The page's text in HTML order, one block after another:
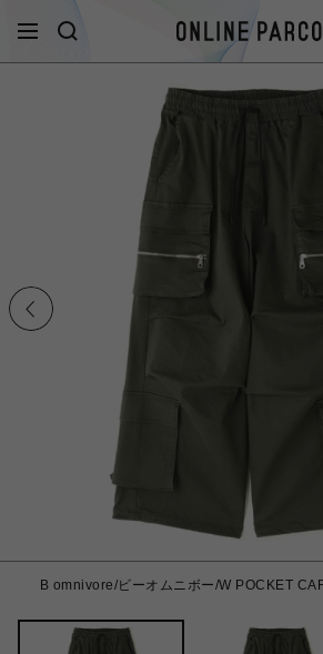
B omnivore/ビーオムニボー/W POCKET